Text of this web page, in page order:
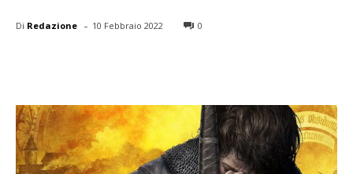
Di Redazione - 10 Febbraio 2022 0